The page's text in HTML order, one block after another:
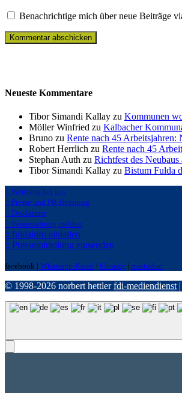
Benachrichtige mich über neue Beiträge
Neueste Kommentare
Tibor Simandi Kallay zu Kommunen
Möller Winfried zu Kalbacher
Bruno zu Rente nach 45 Arbeitsjahren:
Robert Herrlich zu Rente nach 45
Stephan Auth zu Richtfest des
Tibor Simandi Kallay zu Bistum Fulda
:: Werbung bei uns
:: Presse und PR-Beratung
:: Disclaimer
:: Veranstaltung melden
:: fuldainfo einladen
:: Pressemitteilung einsenden
facebook | Whatsapp-Kanal | bluseky | mastodon
© 1998-2026 norbert hettlerfdi-mediendienst |